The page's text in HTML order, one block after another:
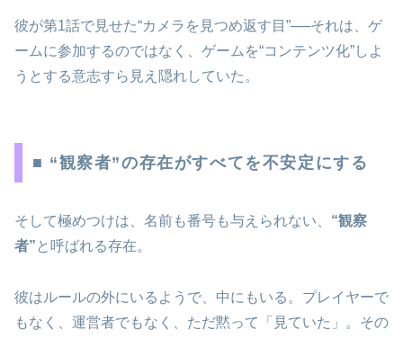
彼が第1話で見せた“カメラを見つめ返す目”──それは、ゲ
ームに参加するのではなく、ゲームを“コンテンツ化”しよ
うとする意志すら見え隠れしていた。
■ “観察者”の存在がすべてを不安定にする
そして極めつけは、名前も番号も与えられない、 “観察
者” と呼ばれる存在。
彼はルールの外にいるようで、中にもいる。プレイヤーで
もなく、運営者でもなく、ただ黙って「見ていた」。その